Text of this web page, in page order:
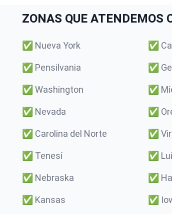
ZONAS QUE ATENDEMOS
✅ Nueva York ✅
✅ Pensilvania ✅
✅ Washington ✅
✅ Nevada ✅
✅ Carolina del Norte ✅
✅ Tenesí ✅
✅ Nebraska ✅
✅ Kansas ✅